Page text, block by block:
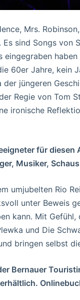
Mrs.
sind Songs von
eingegraben
60er Jahre, kein
der jüngeren
Regie von Tom
ironische
für
Musiker,
umjubelten Rio
unter Beweis
kann. Mit
und Die
bringen selbst
Bernauer